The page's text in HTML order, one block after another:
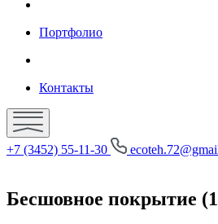
Портфолио
Контакты
+7 (3452) 55-11-30
Бесшовное покрытие